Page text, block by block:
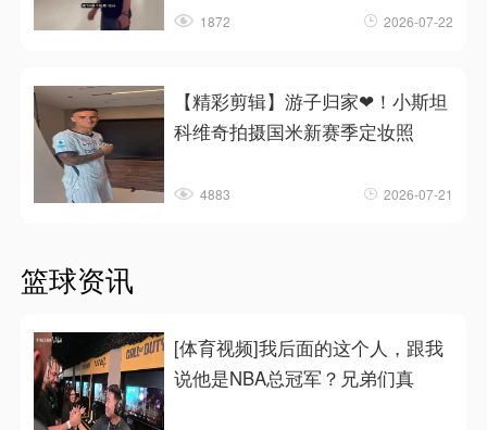
1872 2026-07-22
【精彩剪辑】游子归家❤！小斯坦
科维奇拍摄国米新赛季定妆照
4883 2026-07-21
篮球资讯
[体育视频]我后面的这个人，跟我
说他是NBA总冠军？兄弟们真